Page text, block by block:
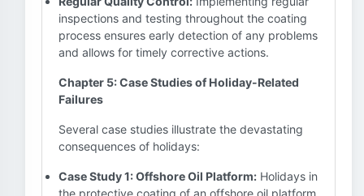
inspections and testing throughout the coating
process ensures early detection of any problems
and allows for timely corrective actions.
Chapter 5: Case Studies of Holiday-Related
Failures
Several case studies illustrate the devastating
consequences of holidays:
Case Study 1: Offshore Oil Platform: Holidays in
the protective coating of an offshore oil platform